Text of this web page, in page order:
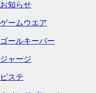
お知らせ
ゲームウエア
ゴールキーパー
ジャージ
ピステ